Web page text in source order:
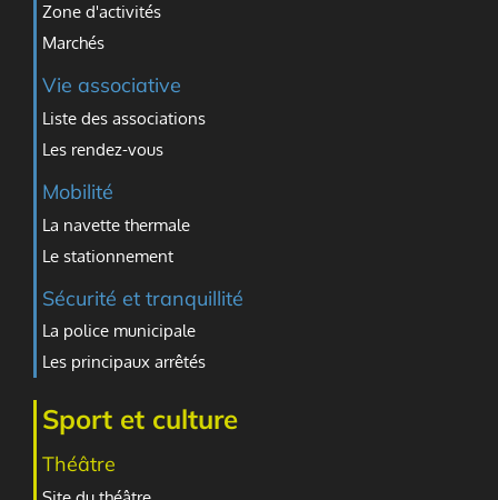
Zone d'activités
Marchés
Vie associative
Liste des associations
Les rendez-vous
Mobilité
La navette thermale
Le stationnement
Sécurité et tranquillité
La police municipale
Les principaux arrêtés
Sport et culture
Théâtre